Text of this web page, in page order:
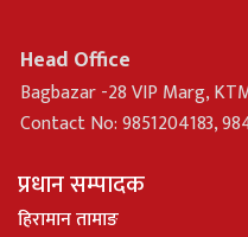
Head Office
Bagbazar -28 VIP Marg,
Contact No: 9851204183,
प्रधान सम्पादक
हिरामान तामाङ